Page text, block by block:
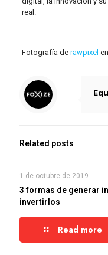
real.
Fotografía de rawpixel en
Related posts
1 de octubre de 2019
3 formas de generar
invertirlos
Read more